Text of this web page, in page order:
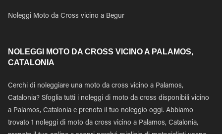
Noleggi Moto da Cross vicino a Begur
NOLEGGI MOTO DA CROSS VICINO A PALAMOS,
CATALONIA
Cerchi di noleggiare una moto da cross vicino a Palamos,
Catalonia? Sfoglia tutti i noleggi di moto da cross disponibili vicino
a Palamos, Catalonia e prenota il tuo noleggio oggi. Abbiamo
trovato 1 noleggi di moto da cross vicino a Palamos, Catalonia,